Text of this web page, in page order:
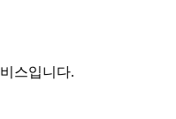
스입니다.